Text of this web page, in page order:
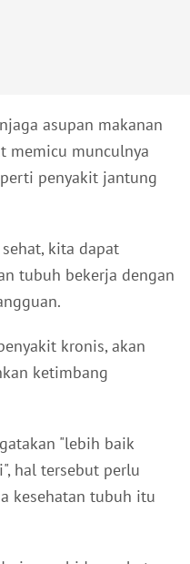
asupan makanan
memicu munculnya
penyakit jantung
kita dapat
tubuh bekerja dengan
kronis, akan
ketimbang
"lebih baik
hal tersebut perlu
kesehatan tubuh itu